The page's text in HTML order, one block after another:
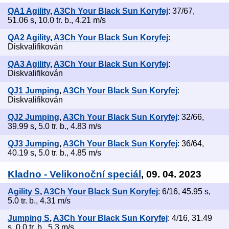
QA1 Agility, A3Ch Your Black Sun Koryfej: 37/67,
51.06 s, 10.0 tr. b., 4.21 m/s
QA2 Agility,A3Ch Your Black Sun Koryfej:
Diskvalifikován
QA3 Agility, A3Ch Your Black Sun Koryfej:
Diskvalifikován
QJ1 Jumping,A3Ch Your Black Sun Koryfej:
Diskvalifikován
QJ2 Jumping, A3Ch Your Black Sun Koryfej: 32/66,
39.99 s, 5.0 tr. b., 4.83 m/s
QJ3 Jumping,A3Ch Your Black Sun Koryfej: 36/64,
40.19 s, 5.0 tr. b., 4.85 m/s
Kladno - Velikonoční speciál , 09. 04. 2023
Agility S, A3Ch Your Black Sun Koryfej: 6/16, 45.95 s,
5.0 tr. b., 4.31 m/s
Jumping S,A3Ch Your Black Sun Koryfej: 4/16, 31.49
s, 0.0 tr. b., 5.3 m/s